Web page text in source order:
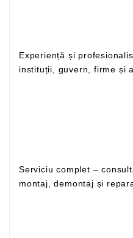
Experiență și
instituții, guvern, firme și
Serviciu complet –
montaj, demontaj și